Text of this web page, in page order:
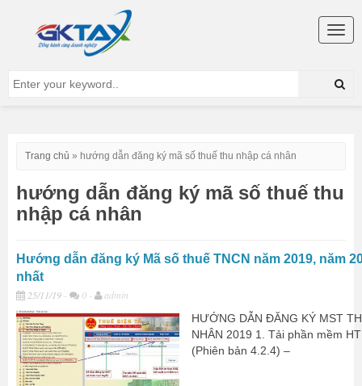
Trang chủ » hướng dẫn đăng ký mã số thuế thu nhập cá nhân
hướng dẫn đăng ký mã số thuế thu
nhập cá nhân
Hướng dẫn đăng ký Mã số thuế TNCN năm 2019, năm
nhất
25/11/19 - 0 -
admin
HƯỚNG DẪN ĐĂNG KÝ MST
NHÂN 2019 1. Tải phần mềm
(Phiên bản 4.2.4) –